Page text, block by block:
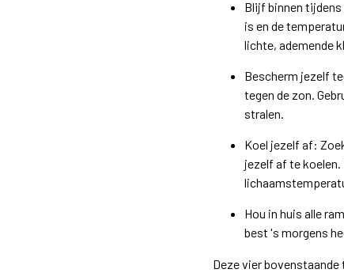
Blijf binnen tijdens
is en de
lichte, ademende
Bescherm jezelf
tegen de zon.
stralen.
Koel jezelf af:
jezelf af te koelen.
Hou in huis alle
best 's morgens
Deze vier